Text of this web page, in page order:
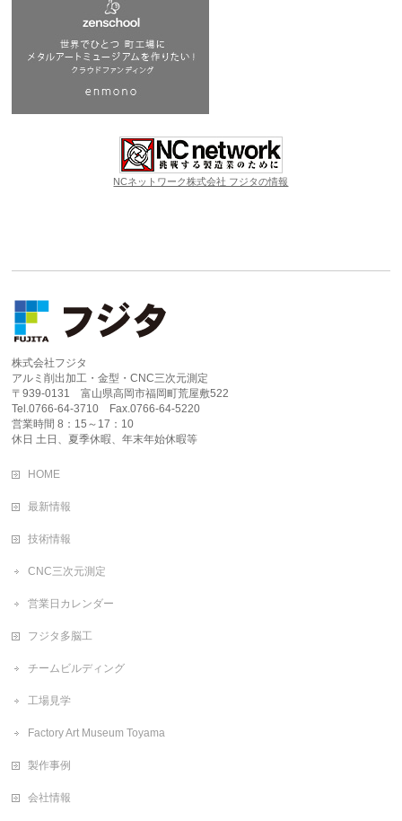
NCネットワーク株式会社 フジタの情報
株式会社フジタ
アルミ削出加工・金型・CNC三次元測定
〒939-0131 富山県高岡市福岡町荒屋敷522
Tel.0766-64-3710 Fax.0766-64-5220
営業時間 8：15～17：10
休日 土日、夏季休暇、年末年始休暇等
HOME
最新情報
技術情報
CNC三次元測定
営業日カレンダー
フジタ多脳工
チームビルディング
工場見学
Factory Art Museum Toyama
製作事例
会社情報